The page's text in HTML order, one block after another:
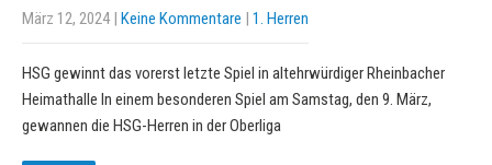
März 12, 2024| Keine Kommentare | 1. Herren
HSG gewinnt das vorerst letzte Spiel in altehrwürdiger Rheinbacher
Heimathalle In einem besonderen Spiel am Samstag, den 9. März,
gewannen die HSG-Herren in der Oberliga